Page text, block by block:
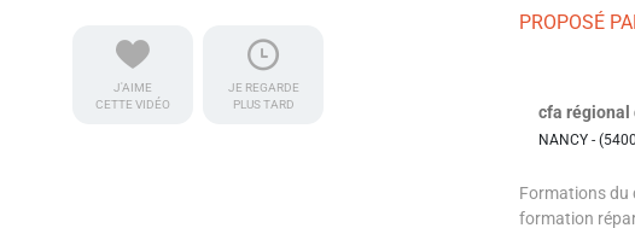
J'AIME
CETTE VIDÉO
JE REGARDE
PLUS TARD
PROPOSÉ
cfa régional
NANCY -
Formations du
formation